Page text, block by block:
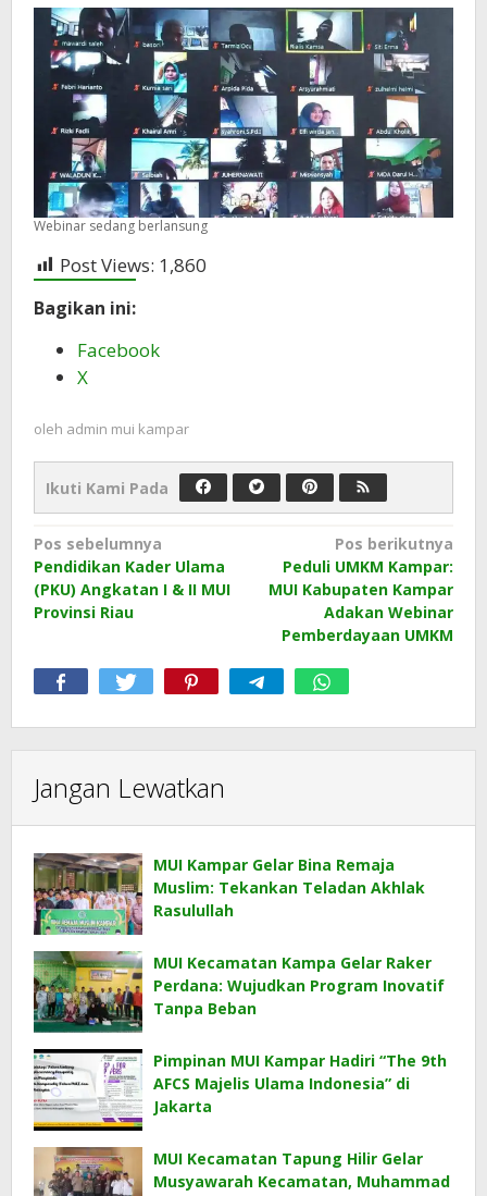
Webinar sedang berlansung
Post Views: 1,860
Bagikan ini:
Facebook
X
oleh admin mui kampar
Ikuti Kami Pada
Navigasi
pos
Pos sebelumnya
Pendidikan Kader Ulama
(PKU) Angkatan I & II MUI
Provinsi Riau
Pos berikutnya
Peduli UMKM Kampar:
MUI Kabupaten Kampar
Adakan Webinar
Pemberdayaan UMKM
Jangan Lewatkan
MUI Kampar Gelar Bina Remaja
Muslim: Tekankan Teladan Akhlak
Rasulullah
MUI Kecamatan Kampa Gelar Raker
Perdana: Wujudkan Program Inovatif
Tanpa Beban
Pimpinan MUI Kampar Hadiri “The 9th
AFCS Majelis Ulama Indonesia” di
Jakarta
MUI Kecamatan Tapung Hilir Gelar
Musyawarah Kecamatan, Muhammad